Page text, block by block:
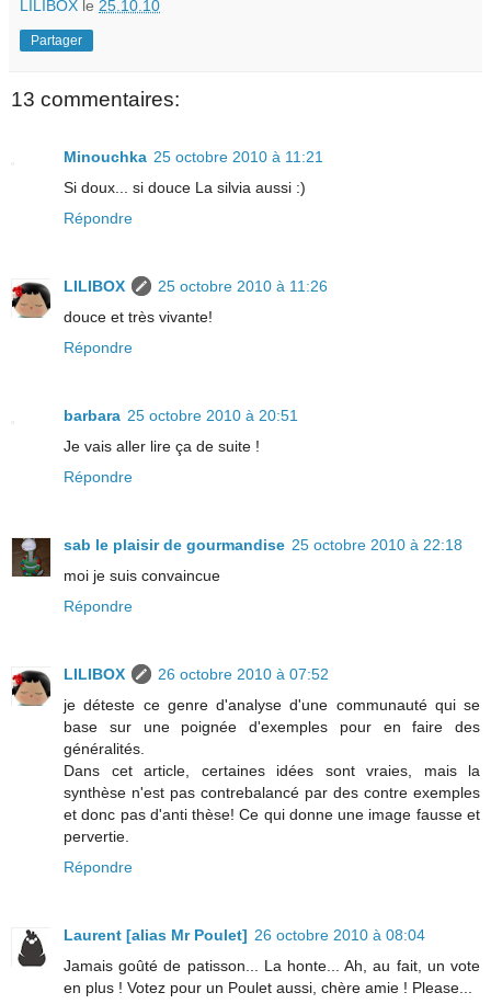
LILIBOX le 25.10.10
Partager
13 commentaires:
Minouchka 25 octobre 2010 à 11:21
Si doux... si douce La silvia aussi :)
Répondre
LILIBOX
25 octobre 2010 à 11:26
douce et très vivante!
Répondre
barbara 25 octobre 2010 à 20:51
Je vais aller lire ça de suite !
Répondre
sab le plaisir de gourmandise 25 octobre 2010 à 22:18
moi je suis convaincue
Répondre
LILIBOX
26 octobre 2010 à 07:52
je déteste ce genre d'analyse d'une communauté qui se
base sur une poignée d'exemples pour en faire des
généralités.
Dans cet article, certaines idées sont vraies, mais la
synthèse n'est pas contrebalancé par des contre exemples
et donc pas d'anti thèse! Ce qui donne une image fausse et
pervertie.
Répondre
Laurent [alias Mr Poulet] 26 octobre 2010 à 08:04
Jamais goûté de patisson... La honte... Ah, au fait, un vote
en plus ! Votez pour un Poulet aussi, chère amie ! Please...